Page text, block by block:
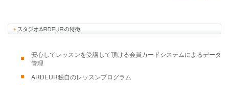
安心してレッスンを受講して頂ける会員カードシステムによるデータ
管理
ARDEUR独自のレッスンプログラム